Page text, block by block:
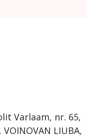
Varlaam, nr. 65,
LIUBA,